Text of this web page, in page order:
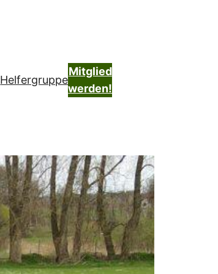
Helfergruppe
Mitglied
werden!